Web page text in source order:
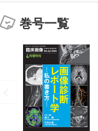
巻号一覧